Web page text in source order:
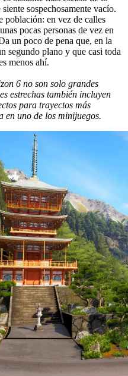
sospechosamente vacío.
población: en vez de calles
pocas personas de vez en
un poco de pena que, en la
segundo plano y que casi toda
menos ahí.
6 no son solo grandes
estrechas también incluyen
para trayectos más
en uno de los minijuegos.